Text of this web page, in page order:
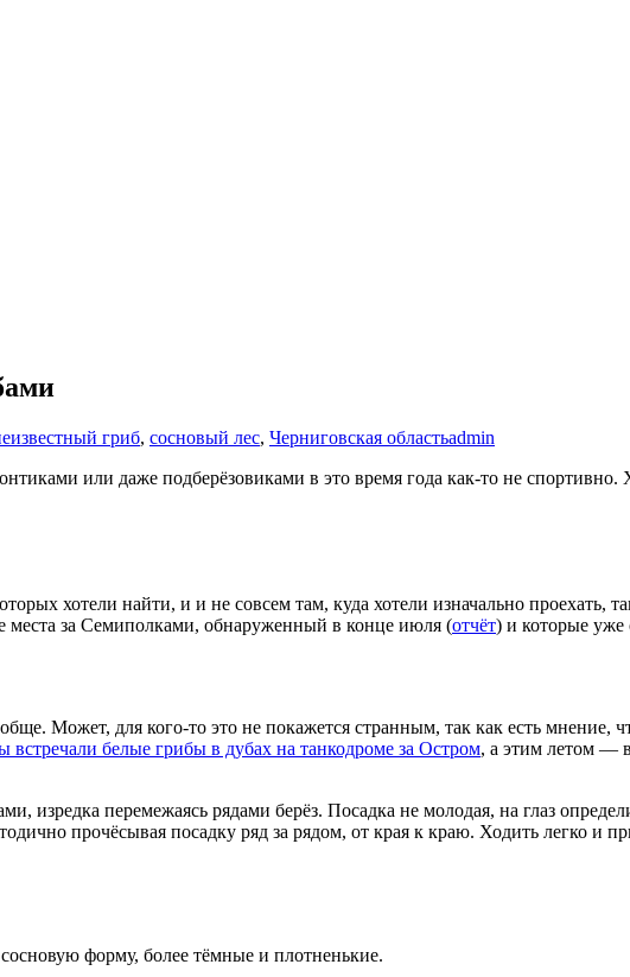
гриб, сосновый лес, Черниговская областьadmin
или даже подберёзовиками в это время года как-то не
хотели найти, и и не совсем там, куда хотели изначально проехать,
за Семиполками, обнаруженный в конце июля (отчёт) и которые
Может, для кого-то это не покажется странным, так как есть мнение,
встречали белые грибы в дубах на танкодроме за Остром, а этим летом —
перемежаясь рядами берёз. Посадка не молодая, на глаз
прочёсывая посадку ряд за рядом, от края к краю. Ходить легко и
форму, более тёмные и плотненькие.